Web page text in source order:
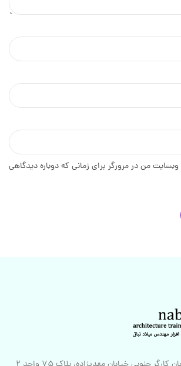
وبسایت من در مرورگر برای زمانی که دوباره دیدگاهی